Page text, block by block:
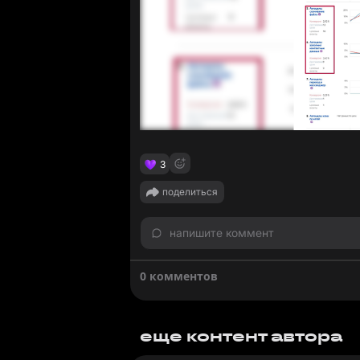
3
поделиться
напишите коммент
0 комментов
еще контент автора